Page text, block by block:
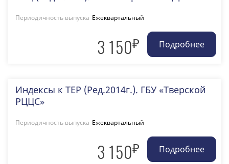
Периодичность выпуска Ежеквартальный
3 150₽
Индексы к ТЕР (Ред.2014г.). ГБУ «Тверской
РЦЦС»
Периодичность выпуска Ежеквартальный
3 150₽